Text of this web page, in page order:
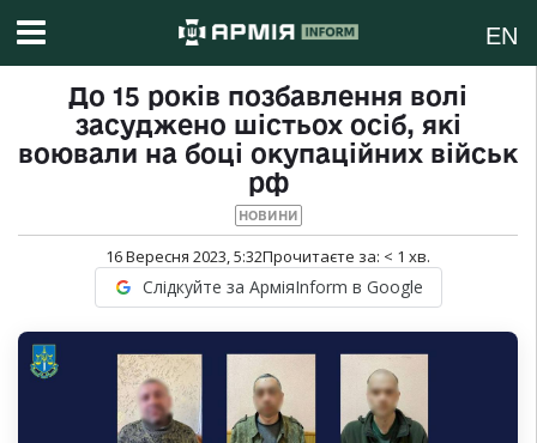
EN
До 15 років позбавлення волі
засуджено шістьох осіб, які
воювали на боці окупаційних військ
рф
НОВИНИ
16 Вересня 2023, 5:32Прочитаєте за: < 1 хв.
Слідкуйте за АрміяInform в Google